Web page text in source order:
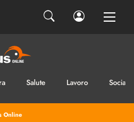
Salute Lavoro Sociale
Online